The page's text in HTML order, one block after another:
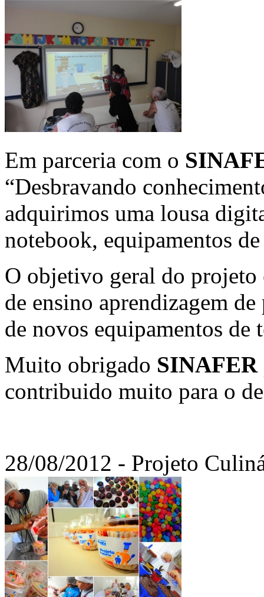
Em parceria com o
“Desbravando
adquirimos uma lousa
notebook, equipamentos
O objetivo geral do projeto
de ensino aprendizagem
de novos equipamentos
Muito obrigado SINAFER
contribuido muito para o
28/08/2012 - Projeto